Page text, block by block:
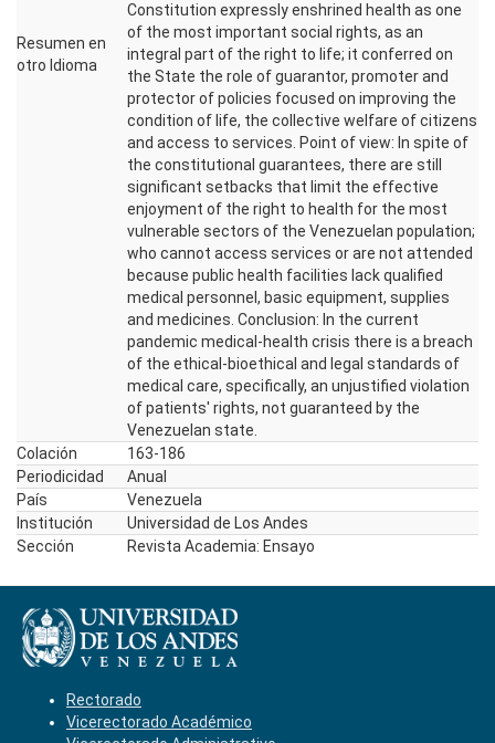
Resumen en
otro Idioma
Constitution expressly enshrined health as one
of the most important social rights, as an
integral part of the right to life; it conferred on
the State the role of guarantor, promoter and
protector of policies focused on improving the
condition of life, the collective welfare of citizens
and access to services. Point of view: In spite of
the constitutional guarantees, there are still
significant setbacks that limit the effective
enjoyment of the right to health for the most
vulnerable sectors of the Venezuelan population;
who cannot access services or are not attended
because public health facilities lack qualified
medical personnel, basic equipment, supplies
and medicines. Conclusion: In the current
pandemic medical-health crisis there is a breach
of the ethical-bioethical and legal standards of
medical care, specifically, an unjustified violation
of patients' rights, not guaranteed by the
Venezuelan state.
Colación
163-186
Periodicidad
Anual
País
Venezuela
Institución
Universidad de Los Andes
Sección
Revista Academia: Ensayo
Rectorado
Vicerectorado Académico